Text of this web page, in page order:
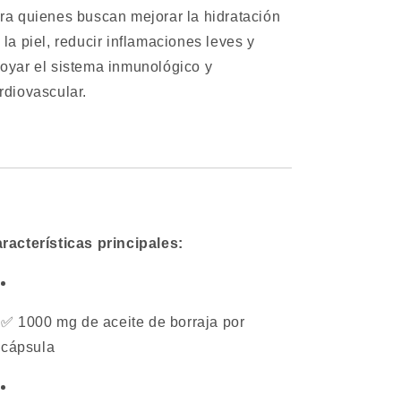
quienes buscan mejorar la hidratación
la piel, reducir inflamaciones leves y
el sistema inmunológico y
principales:
✅ 1000 mg de aceite de borraja por
cápsula